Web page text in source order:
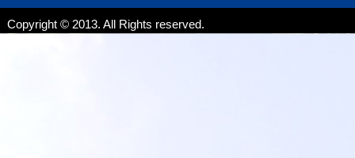
Copyright © 2013. All Rights reserved.